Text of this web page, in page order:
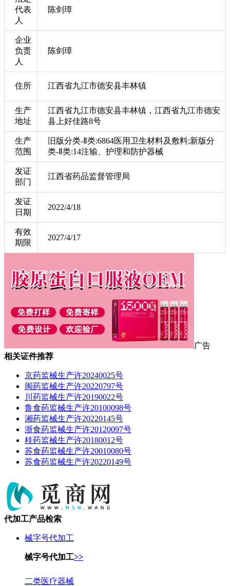
代表
人
陈剑璋
企业
负责
人
陈剑璋
住所 江西省九江市德安县丰林镇
生产
地址
江西省九江市德安县丰林镇，江西省九江市德安
县上好佳路8号
生产
范围
旧版分类-Ⅱ类:6864医用卫生材料及敷料;新版分
类-Ⅱ类:14注输、护理和防护器械
发证
部门
江西省药品监督管理局
发证
日期
2022/4/18
有效
期限
2027/4/17
广告
相关证件推荐
京药监械生产许20240025号
闽药监械生产许20220797号
川药监械生产许20190022号
鲁食药监械生产许20100098号
湘药监械生产许20220145号
浙食药监械生产许20120097号
桂药监械生产许20180012号
苏食药监械生产许20010080号
苏食药监械生产许20220149号
代加工产品检索
械字号代加工
械字号代加工>>
二类医疗器械